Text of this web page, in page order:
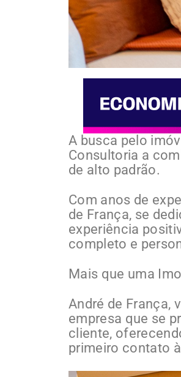
A busca pelo
Consultoria a
de alto padrão.
Com anos de
de França, se
experiência
completo e
Mais que uma
André de França,
empresa que se
cliente,
primeiro contato